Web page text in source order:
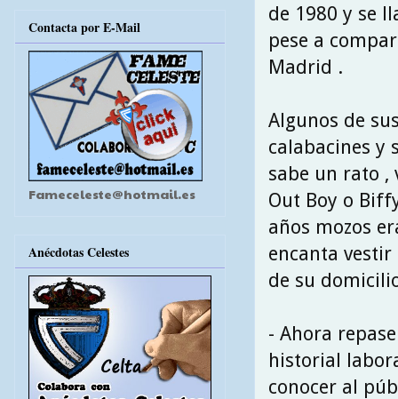
de 1980 y se
pese a
Madrid .
Algunos de
calabacines y
sabe un rato ,
Out Boy o
años mozos
encanta
de su
- Ahora
historial
conocer al
Contacta por E-Mail
Fameceleste@hotmail.es
Anécdotas Celestes